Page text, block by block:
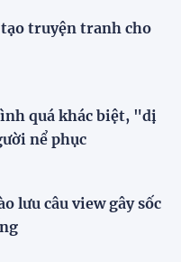
truyện tranh cho
quá khác biệt, "dị
nể phục
lưu câu view gây sốc